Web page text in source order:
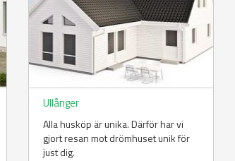
Ullånger
Alla husköp är unika. Därför har vi
gjort resan mot drömhuset unik för
just dig.